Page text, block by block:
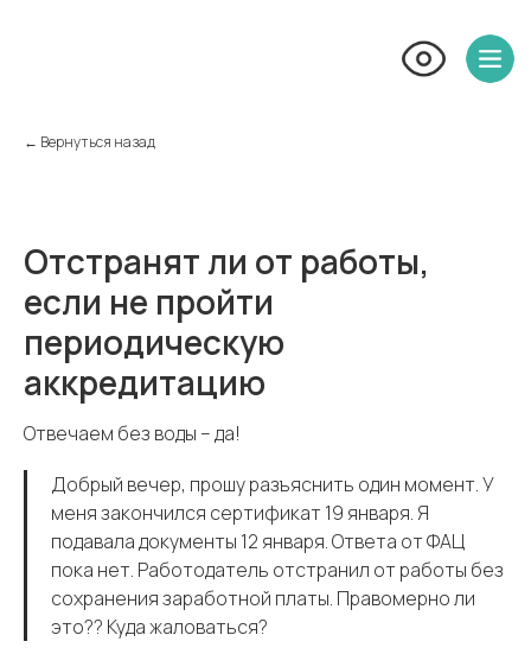
← Вернуться назад
Отстранят ли от работы,
если не пройти
периодическую
аккредитацию
Отвечаем без воды – да!
Добрый вечер, прошу разъяснить один момент. У
меня закончился сертификат 19 января. Я
подавала документы 12 января. Ответа от ФАЦ
пока нет. Работодатель отстранил от работы без
сохранения заработной платы. Правомерно ли
это?? Куда жаловаться?